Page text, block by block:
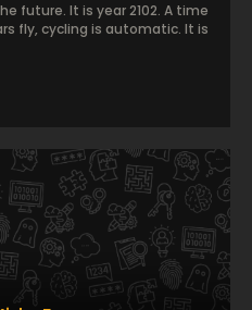
future. It is year 2102. A time
fly, cycling is automatic. It is